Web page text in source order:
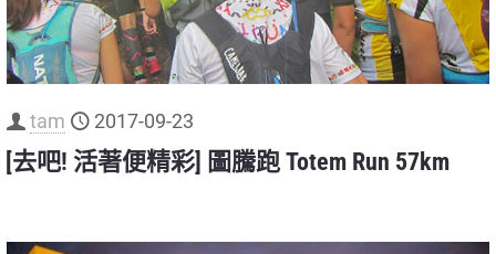
tam 2017-09-23
[去吧! 活著便精彩] 圖騰跑 Totem Run 57km